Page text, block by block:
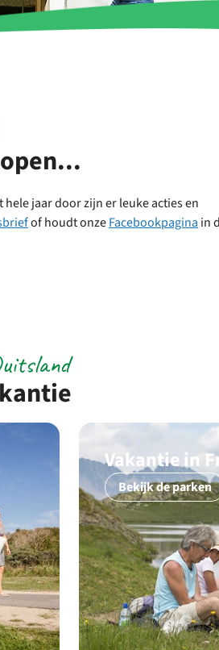
jaar door zijn er leuke acties en
of houdt onzeFacebookpagina in
Vakantie in
Bekijk de parken